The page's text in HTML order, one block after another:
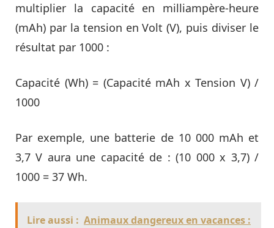
multiplier la capacité en milliampère-heure
(mAh) par la tension en Volt (V), puis diviser le
résultat par 1000 :
Capacité (Wh) = (Capacité mAh x Tension V) /
1000
Par exemple, une batterie de 10 000 mAh et
3,7 V aura une capacité de : (10 000 x 3,7) /
1000 = 37 Wh.
Lire aussi : Animaux dangereux en vacances :